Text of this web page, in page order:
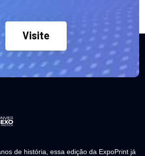
Visite
de história, essa edição da ExpoPrint já